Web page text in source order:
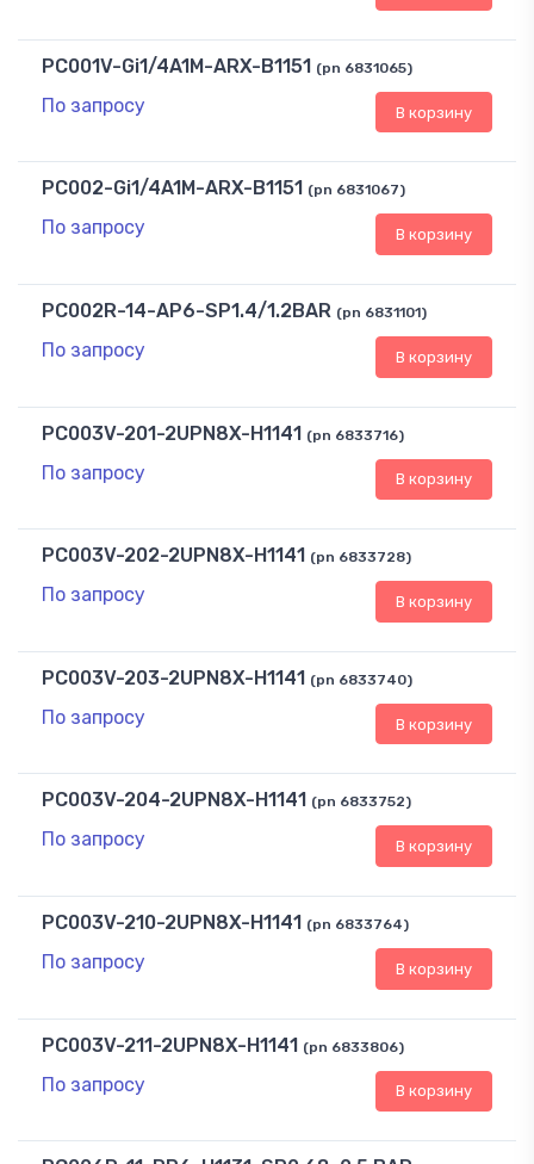
PC001V-Gi1/4A1M-ARX-B1151 (pn 6831065)
По запросу В корзину
PC002-Gi1/4A1M-ARX-B1151 (pn 6831067)
По запросу В корзину
PC002R-14-AP6-SP1.4/1.2BAR (pn 6831101)
По запросу В корзину
PC003V-201-2UPN8X-H1141 (pn 6833716)
По запросу В корзину
PC003V-202-2UPN8X-H1141 (pn 6833728)
По запросу В корзину
PC003V-203-2UPN8X-H1141 (pn 6833740)
По запросу В корзину
PC003V-204-2UPN8X-H1141 (pn 6833752)
По запросу В корзину
PC003V-210-2UPN8X-H1141 (pn 6833764)
По запросу В корзину
PC003V-211-2UPN8X-H1141 (pn 6833806)
По запросу В корзину